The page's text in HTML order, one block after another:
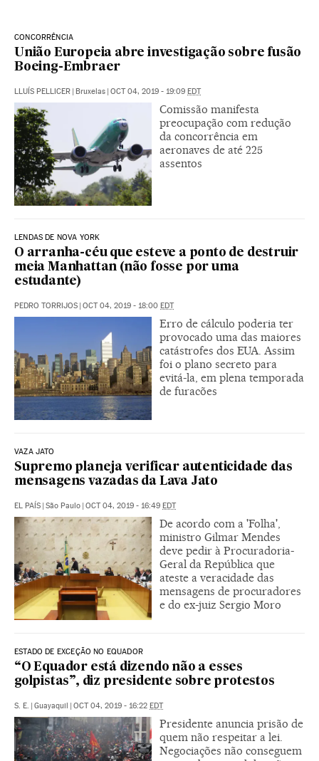
CONCORRÊNCIA
União Europeia abre investigação sobre fusão
Boeing-Embraer
LLUÍS PELLICER Bruxelas OCT 04, 2019 - 19:09 EDT
Comissão manifesta
preocupação com redução
da concorrência em
aeronaves de até 225
assentos
LENDAS DE NOVA YORK
O arranha-céu que esteve a ponto de destruir
meia Manhattan (não fosse por uma
estudante)
PEDRO TORRIJOS OCT 04, 2019 - 18:00 EDT
Erro de cálculo poderia ter
provocado uma das maiores
catástrofes dos EUA. Assim
foi o plano secreto para
evitá-la, em plena temporada
de furacões
VAZA JATO
Supremo planeja verificar autenticidade das
mensagens vazadas da Lava Jato
EL PAÍS | São Paulo | OCT 04, 2019 - 16:49 EDT
De acordo com a 'Folha',
ministro Gilmar Mendes
deve pedir à Procuradoria-
Geral da República que
ateste a veracidade das
mensagens de procuradores
e do ex-juiz Sergio Moro
ESTADO DE EXCEÇÃO NO EQUADOR
“O Equador está dizendo não a esses
golpistas”, diz presidente sobre protestos
S. E. | Guayaquil | OCT 04, 2019 - 16:22 EDT
Presidente anuncia prisão de
quem não respeitar a lei.
Negociações não conseguem